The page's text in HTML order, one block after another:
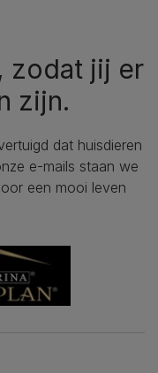
zodat jij er
zijn.
dat huisdieren
e-mails staan we
een mooi leven